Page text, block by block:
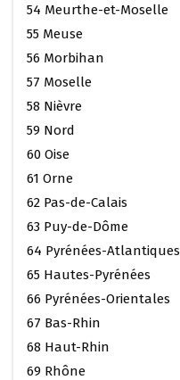
54 Meurthe-et-Moselle
55 Meuse
56 Morbihan
57 Moselle
58 Nièvre
59 Nord
60 Oise
61 Orne
62 Pas-de-Calais
63 Puy-de-Dôme
64 Pyrénées-Atlantiques
65 Hautes-Pyrénées
66 Pyrénées-Orientales
67 Bas-Rhin
68 Haut-Rhin
69 Rhône